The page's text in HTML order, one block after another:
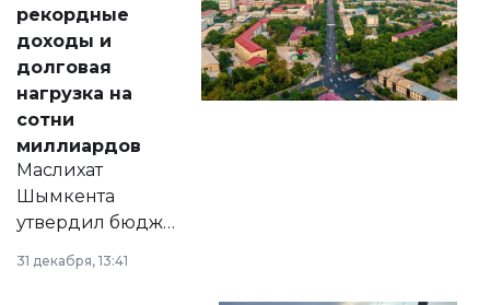
рекордные
доходы и
долговая
нагрузка на
сотни
миллиардов
Маслихат
Шымкента
утвердил бюджет
города на 2026–
2028 годы.
31 декабря, 13:41